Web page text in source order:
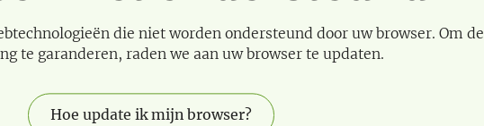
die niet worden ondersteund door uw browser. Om de
te garanderen, raden we aan uw browser te updaten.
Hoe update ik mijn browser?